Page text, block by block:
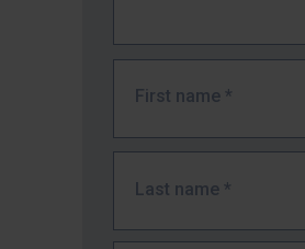
First name *
Last name *